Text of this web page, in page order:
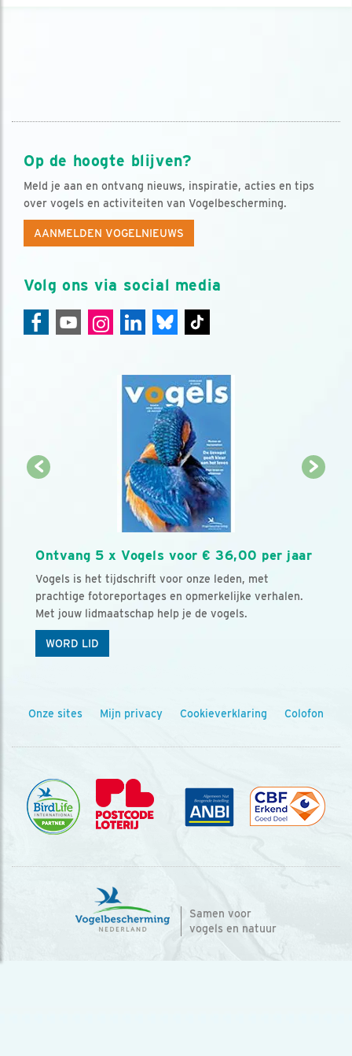
Op de hoogte blijven?
Meld je aan en ontvang nieuws, inspiratie, acties en tips
over vogels en activiteiten van Vogelbescherming.
AANMELDEN VOGELNIEUWS
Volg ons via social media
Ontvang 5 x Vogels voor € 36,00 per jaar
Vogels is het tijdschrift voor onze leden, met
prachtige fotoreportages en opmerkelijke verhalen.
Met jouw lidmaatschap help je de vogels.
WORD LID
Onze sites Mijn privacy Cookieverklaring Colofon
Samen voor
vogels en natuur